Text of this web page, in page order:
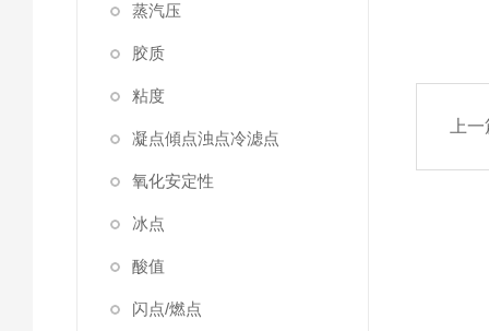
蒸汽压
胶质
粘度
凝点傾点浊点冷滤点
氧化安定性
冰点
酸值
闪点/燃点
上